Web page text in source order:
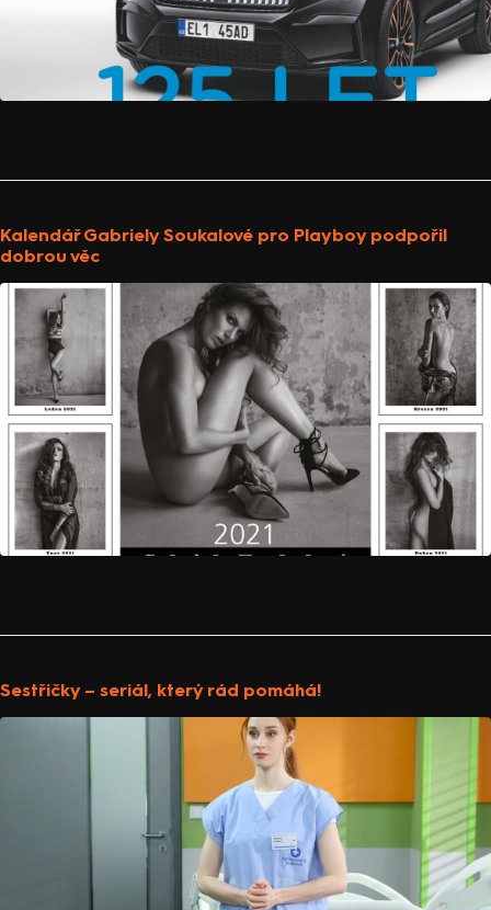
Kalendář Gabriely Soukalové pro Playboy podpořil
dobrou věc
Sestřičky – seriál, který rád pomáhá!